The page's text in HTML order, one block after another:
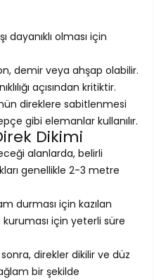
dayanıklı olması için
demir veya ahşap olabilir.
açısından kritiktir.
direklere sabitlenmesi
gibi elemanlar kullanılır.
Dikimi
alanlarda, belirli
genellikle 2-3 metre
durması için kazılan
için yeterli süre
direkler dikilir ve düz
bir şekilde